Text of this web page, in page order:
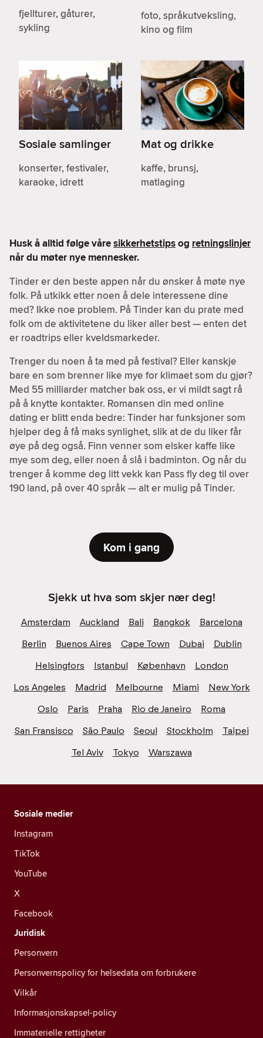
fjellturer, gåturer,
sykling
foto, språkutveksling,
kino og film
Sosiale samlinger
konserter, festivaler,
karaoke, idrett
Mat og drikke
kaffe, brunsj,
matlaging
Husk å alltid følge våresikkerhetstipsog retningslinjer
når du møter nye mennesker.
Tinder er den beste appen når du ønsker å møte nye
folk. På utkikk etter noen å dele interessene dine
med? Ikke noe problem. På Tinder kan du prate med
folk om de aktivitetene du liker aller best — enten det
er roadtrips eller kveldsmarkeder.
Trenger du noen å ta med på festival? Eller kanskje
bare en som brenner like mye for klimaet som du gjør?
Med 55 milliarder matcher bak oss, er vi mildt sagt rå
på å knytte kontakter. Romansen din med online
dating er blitt enda bedre: Tinder har funksjoner som
hjelper deg å få maks synlighet, slik at de du liker får
øye på deg også. Finn venner som elsker kaffe like
mye som deg, eller noen å slå i badminton. Og når du
trenger å komme deg litt vekk kan Pass fly deg til over
190 land, på over 40 språk — alt er mulig på Tinder.
Kom i gang
Sjekk ut hva som skjer nær deg!
Amsterdam Auckland Bali Bangkok
Barcelona
Berlin
Buenos Aires Cape Town Dubai
Dublin
Helsingfors
Istanbul København
London
Los Angeles
Madrid Melbourne Miami
New York
Oslo
Paris Praha Rio de Janeiro
Roma
San Fransisco
São Paulo Seoul Stockholm
Taipei
Tel Aviv
Tokyo Warszawa
Sosiale medier
Instagram
TikTok
YouTube
X
Facebook
Juridisk
Personvern
Personvernspolicy for helsedata om forbrukere
Vilkår
Informasjonskapsel-policy
Immaterielle rettigheter